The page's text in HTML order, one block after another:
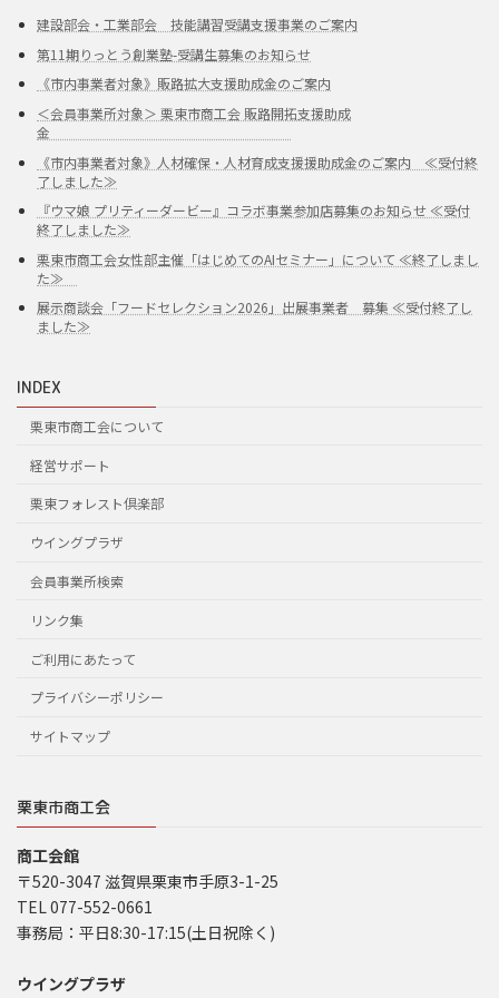
建設部会・工業部会 技能講習受講支援事業のご案内
第11期りっとう創業塾-受講生募集のお知らせ
《市内事業者対象》販路拡大支援助成金のご案内
＜会員事業所対象＞ 栗東市商工会 販路開拓支援助成
金
《市内事業者対象》人材確保・人材育成支援援助成金のご案内 ≪受付終
了しました≫
『ウマ娘 プリティーダービー』コラボ事業参加店募集のお知らせ ≪受付
終了しました≫
栗東市商工会女性部主催「はじめてのAIセミナー」について ≪終了しまし
た≫
展示商談会「フードセレクション2026」出展事業者 募集 ≪受付終了し
ました≫
INDEX
栗東市商工会について
経営サポート
栗東フォレスト倶楽部
ウイングプラザ
会員事業所検索
リンク集
ご利用にあたって
プライバシーポリシー
サイトマップ
栗東市商工会
商工会館
〒520-3047 滋賀県栗東市手原3-1-25
TEL 077-552-0661
事務局：平日8:30-17:15(土日祝除く)
ウイングプラザ